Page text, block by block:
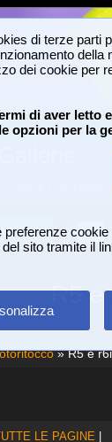
di terze parti
della
dei cookie per
di aver letto
opzioni per la
cookie
sito tramite il
A
R5 e
» R5 e
LE PAGINE |